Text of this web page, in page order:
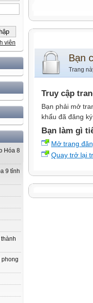
viên
Hóa 8
9 tỉnh
Bạn
Trang
Truy cập
Bạn phải mở
khẩu đã đăng
Bạn làm gì
Mở trang
Quay trở lại